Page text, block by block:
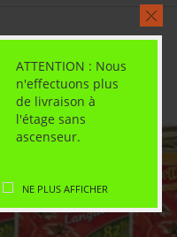
ATTENTION : Nous
n'effectuons plus
de livraison à
l'étage sans
ascenseur.
NE PLUS AFFICHER